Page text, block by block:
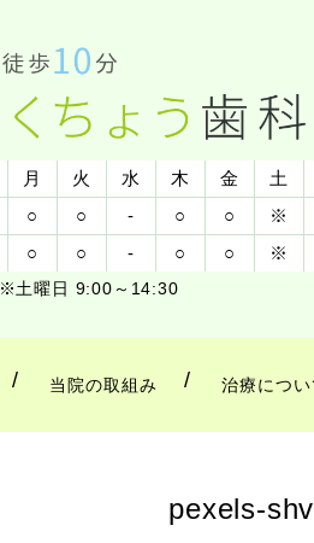
月 火 水 木 金 土
○ ○ - ○ ○ ※
○ ○ - ○ ○ ※
※土曜日 9:00～14:30
当院の取組み 治療につい
pexels-